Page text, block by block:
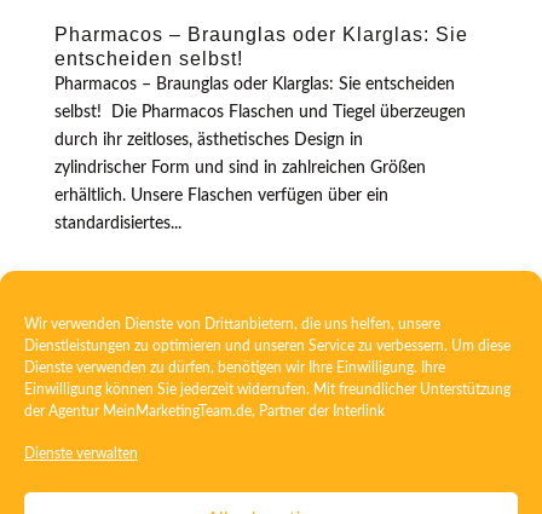
Wir verwenden Dienste von Drittanbietern, die uns helfen, unsere
Dienstleistungen zu optimieren und unseren Service zu verbessern. Um diese
Dienste verwenden zu dürfen, benötigen wir Ihre Einwilligung. Ihre
Einwilligung können Sie jederzeit widerrufen. Mit freundlicher Unterstützung
der Agentur MeinMarketingTeam.de, Partner der Interlink
Dienste verwalten
Pharmacos – Braunglas oder Klarglas: Sie
entscheiden selbst!
Pharmacos – Braunglas oder Klarglas: Sie entscheiden
selbst! Die Pharmacos Flaschen und Tiegel überzeugen
durch ihr zeitloses, ästhetisches Design in
zylindrischer Form und sind in zahlreichen Größen
erhältlich. Unsere Flaschen verfügen über ein
standardisiertes...
Informationspflichten